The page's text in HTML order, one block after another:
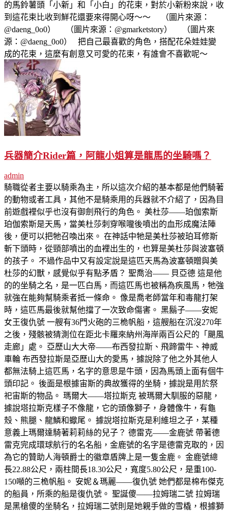
的馬鈴薯頭「小新」和「小白」的花束，對於小新粉來說，收
到這花束比收到鮮花還要來得開心呀～～ （圖片來源：
@daeng_0o0） （圖片來源：@gmarketstory） （圖片來
源：@daeng_0o0） 把自己最喜歡的角色，搭配花朵娃娃變
成的花束，這麼有創意又可愛的花束，有誰會不喜歡呢～
兵器簡介Rider篇，阿龍小姐算是龍馬的坐騎嗎？
admin
騎職從者主要以騎乘為主，所以這次介紹的基本都是他們騎著
的動物或者工具，其他不是騎乘用的兵器就不介紹了，因為目
前遊戲裡似乎也沒有御劍飛行的角色。 美杜莎——珀伽索斯
珀伽索斯是天馬，當美杜莎刺穿喉嚨後噴出的血形成魔法陣
後，便可以把牠召喚出來。 在神話中牠是美杜莎被珀耳修斯
斬下頭時，從頸部噴出的血裡出生的，也算是美杜莎與波塞頓
的孩子。 不過作品中又有設定說是這匹天馬為波塞頓贈與美
杜莎的幻獸，感覺似乎有點矛盾？ 聖喬治—— 貝亞德 這是他
的的坐騎之名，是一匹白馬，而這匹馬也被稱為疾風馬，牠強
就強在能夠幫騎乘者抵一條命。 像是喬老師當年和毒龍打架
時，這匹馬最後就幫他擋了一次致命傷害。 黑鬍子——安妮
女王復仇號 一艘有36門火砲的三桅帆船，這艘船在沉沒270年
之後，殘骸被猜測位在距北卡羅來納州海岸兩百公尺的「颶風
走廊」處。 亞歷山大大帝——布西發拉斯、飛蹄雷牛、神威
車輪 布西發拉斯是亞歷山大的愛馬，據說除了他之外其他人
都無法騎上這匹馬，名字的意思是牛頭，因為馬頭上面有個牛
頭印記。 後面是根據宙斯的典故獲得的坐騎，據說是用於祭
祀宙斯的物品。 瑪爾大——塔拉斯克 被瑪爾大馴服的惡龍，
據說塔拉斯克樣子不像龍，它的頭像獅子，身體像牛，有龜
殼、熊腿、龍鱗和蠍尾。 據說塔拉斯克是利維坦之子，某種
意義上瑪爾達騎著莉莉絲的兒子？ 德雷克——金鹿號 帶著德
雷克完成環球航行的名名船，金鹿號的名字是德雷克取的，因
為它的贊助人海頓爵士的徽章盾牌上是一隻金鹿。 金鹿號總
長22.88公尺，兩柱間長18.30公尺，寬度5.80公尺，是重100-
150噸的三桅帆船。 安妮＆瑪麗——復仇號 她們都是棉布傑克
的船員，所乘的船是復仇號。 聖誕傻——拉姆瑞二號 拉姆瑞
是黑槍傻的坐騎名，拉姆瑞二號則是她親手做的雪橇，根據獅